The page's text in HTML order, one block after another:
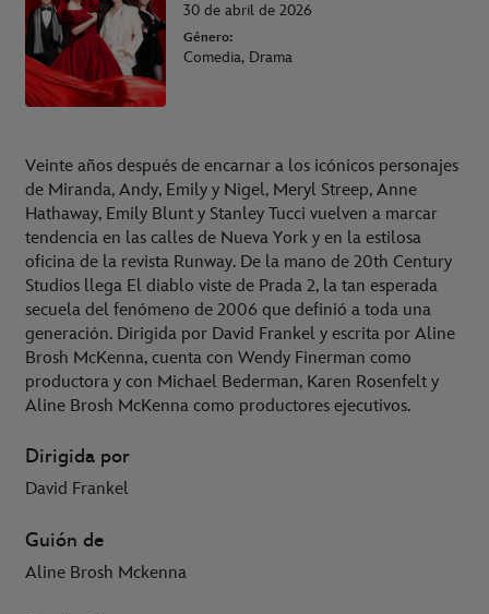
30 de abril de 2026
Género:
Comedia, Drama
Veinte años después de encarnar a los icónicos personajes
de Miranda, Andy, Emily y Nigel, Meryl Streep, Anne
Hathaway, Emily Blunt y Stanley Tucci vuelven a marcar
tendencia en las calles de Nueva York y en la estilosa
oficina de la revista Runway. De la mano de 20th Century
Studios llega El diablo viste de Prada 2, la tan esperada
secuela del fenómeno de 2006 que definió a toda una
generación. Dirigida por David Frankel y escrita por Aline
Brosh McKenna, cuenta con Wendy Finerman como
productora y con Michael Bederman, Karen Rosenfelt y
Aline Brosh McKenna como productores ejecutivos.
Dirigida por
David Frankel
Guión de
Aline Brosh Mckenna